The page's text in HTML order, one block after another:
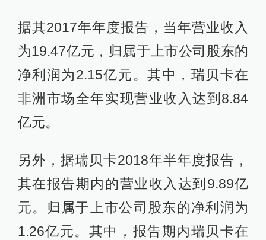
据其2017年年度报告，当年营业收入
为19.47亿元，归属于上市公司股东的
净利润为2.15亿元。其中，瑞贝卡在
非洲市场全年实现营业收入达到8.84
亿元。
另外，据瑞贝卡2018年半年度报告，
其在报告期内的营业收入达到9.89亿
元。归属于上市公司股东的净利润为
1.26亿元。其中，报告期内瑞贝卡在